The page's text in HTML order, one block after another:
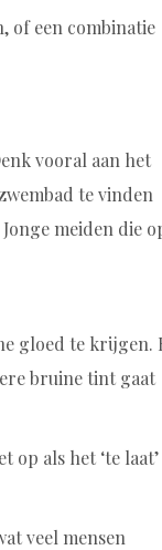
of een combinatie
vooral aan het
te vinden
meiden die
gloed te krijgen.
bruine tint gaat
als het ‘te laat’
veel mensen